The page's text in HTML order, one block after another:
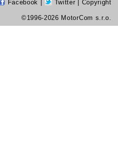
Facebook | Twitter | Copyright
©1996-2026 MotorCom s.r.o.